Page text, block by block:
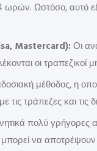
ωρών. Ωστόσο, αυτό
Mastercard):Οι
οι τραπεζικοί
μέθοδος, η
τράπεζες και τις
πολύ γρήγορες
να αποτρέψουν